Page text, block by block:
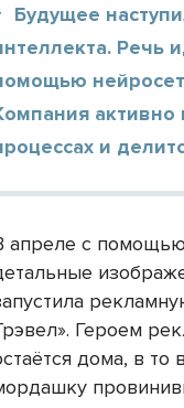
Будущее
Речь
активно
и
апреле с помощью
Героем
дома, в